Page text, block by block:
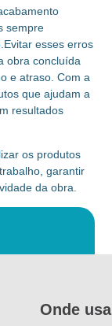
sempre
esses erros
obra concluída
e atraso. Com a
que ajudam a
resultados
os produtos
garantir
da obra.
Onde